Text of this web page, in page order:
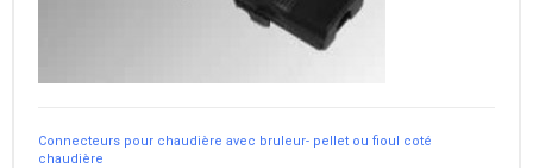
Connecteurs pour chaudière avec bruleur- pellet ou fioul coté
chaudière